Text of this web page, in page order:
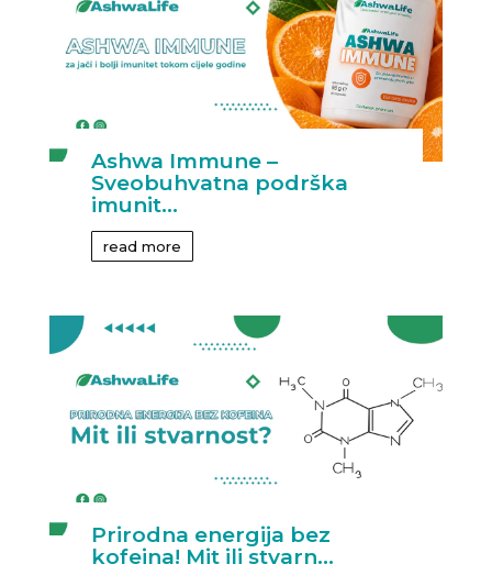
Ashwa Immune –
Sveobuhvatna podrška
imunit...
read more
Prirodna energija bez
kofeina! Mit ili stvarn...